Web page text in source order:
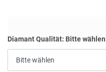
Diamant Qualität: Bitte wählen